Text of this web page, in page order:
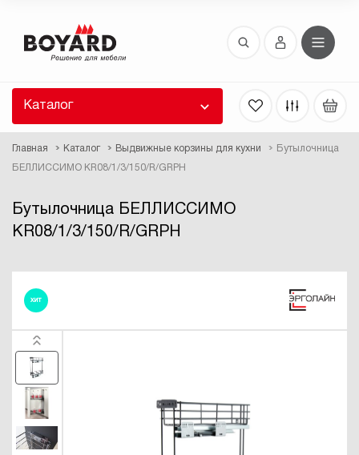
Каталог
Главная Каталог Выдвижные корзины для кухни Бутылочница
БЕЛЛИССИМО KR08/1/3/150/R/GRPH
Бутылочница БЕЛЛИССИМО
KR08/1/3/150/R/GRPH
ХИТ
Восстановление пароля
высланы вам по E-Mail.
ссылку для восстановления